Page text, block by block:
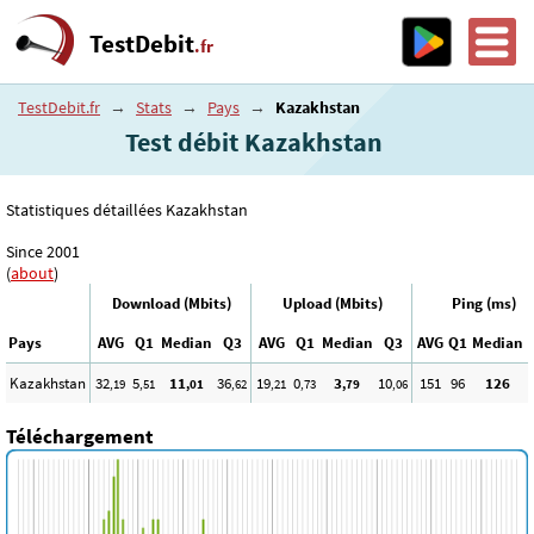
TestDebit.fr
TestDebit.fr → Stats → Pays → Kazakhstan
Test débit Kazakhstan
Statistiques détaillées Kazakhstan
Since 2001
(about)
Download (Mbits) Upload (Mbits)
Ping (ms)
Pays
AVG Q1 Median Q3 AVG Q1 Median Q3 AVG Q1 Median
Kazakhstan 32,19 5,51 11,01 36,62 19,21 0,73 3,79 10,06 151 96 126
Téléchargement